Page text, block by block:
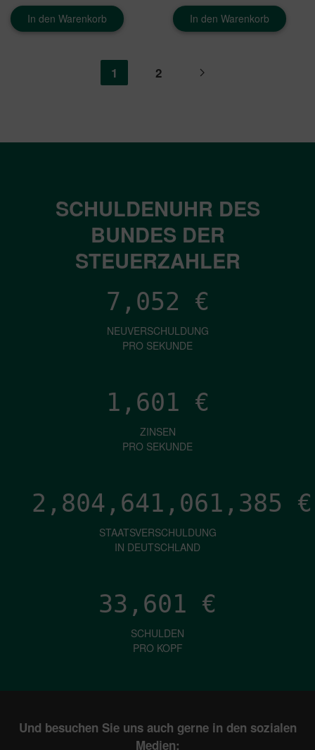
In den Warenkorb In den Warenkorb
1 2
SCHULDENUHR DES
BUNDES DER
STEUERZAHLER
7,052 €
NEUVERSCHULDUNG
PRO SEKUNDE
1,601 €
ZINSEN
PRO SEKUNDE
2,804,641,064,347 €
STAATSVERSCHULDUNG
IN DEUTSCHLAND
33,601 €
SCHULDEN
PRO KOPF
Und besuchen Sie uns auch gerne in den sozialen
Medien: